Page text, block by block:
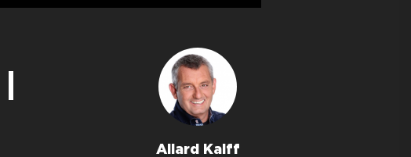
Allard Kalff